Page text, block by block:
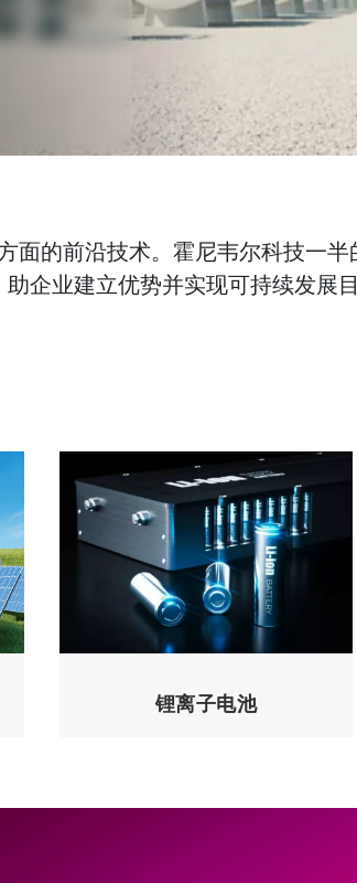
面的前沿技术。霍尼韦尔科技一
助企业建立优势并实现可持续发展目
锂离子电池